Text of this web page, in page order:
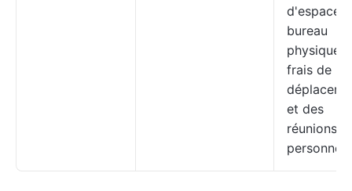
d'espaces
bureau
frais de
et des
réunions
personne